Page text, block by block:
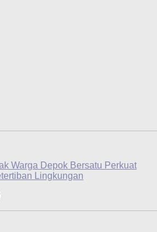
Warga Depok Bersatu Perkuat
Lingkungan